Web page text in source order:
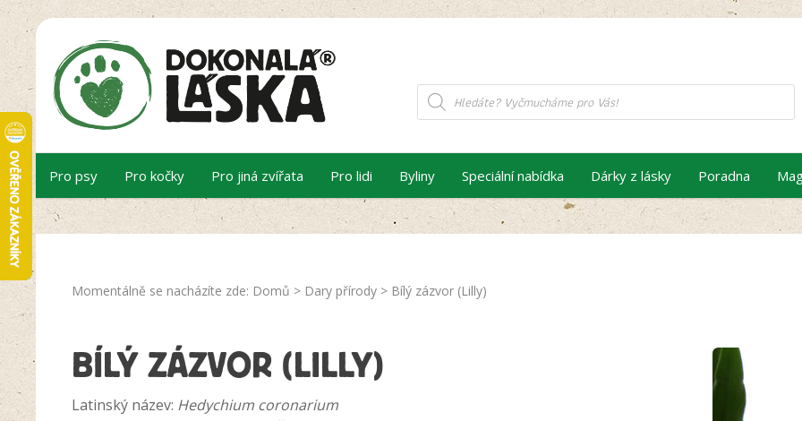
Products
search
Pro psy Pro kočky Pro jiná zvířata Pro lidi Byliny Speciální nabídka Dárky z lásky Poradna
Momentálně se nacházíte zde: Domů > Dary přírody > Bílý zázvor (Lilly)
BÍLÝ ZÁZVOR (LILLY)
Latinský název: Hedychium coronarium